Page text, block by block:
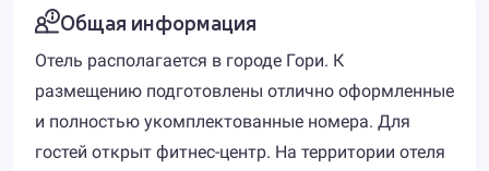
Общая информация
Отель располагается в городе Гори. К
размещению подготовлены отлично оформленные
и полностью укомплектованные номера. Для
гостей открыт фитнес-центр. На территории отеля